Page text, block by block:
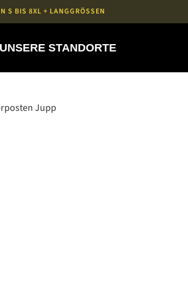
S BIS 8XL + LANGGRÖSSEN
UNSERE STANDORTE